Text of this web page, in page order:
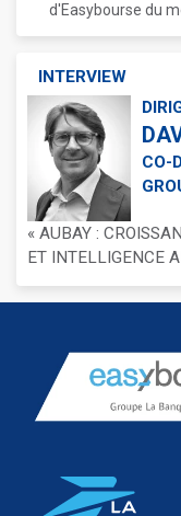
d'Easybourse du
INTERVIEW
CO-
« AUBAY :
ET INTELLIGENCE